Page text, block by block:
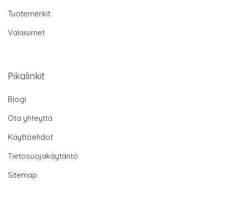
Tuotemerkit
Valaisimet
Pikalinkit
Blogi
Ota yhteyttä
Käyttöehdot
Tietosuojakäytäntö
Sitemap